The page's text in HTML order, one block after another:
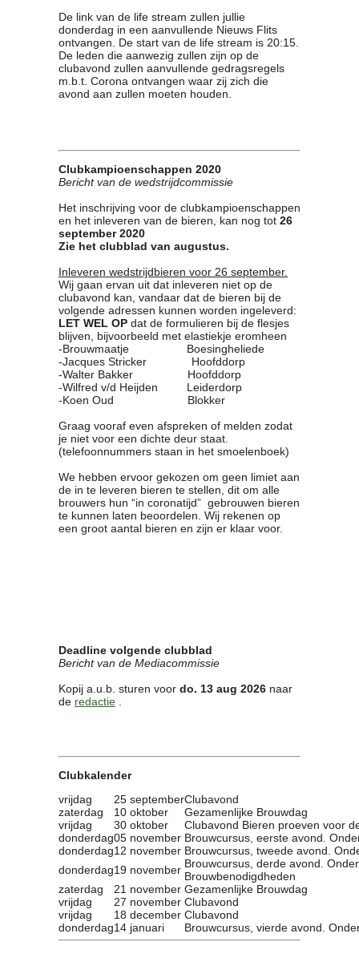
De link van de life stream zullen jullie
donderdag in een aanvullende Nieuws Flits
ontvangen. De start van de life stream is 20:15.
De leden die aanwezig zullen zijn op de
clubavond zullen aanvullende gedragsregels
m.b.t. Corona ontvangen waar zij zich die
avond aan zullen moeten houden.
Clubkampioenschappen 2020
Bericht van de wedstrijdcommissie
Het inschrijving voor de clubkampioenschappen
en het inleveren van de bieren, kan nog tot 26
september 2020
Zie het clubblad van augustus.
Inleveren wedstrijdbieren voor 26 september.
Wij gaan ervan uit dat inleveren niet op de
clubavond kan, vandaar dat de bieren bij de
volgende adressen kunnen worden ingeleverd:
LET WEL OP dat de formulieren bij de flesjes
blijven, bijvoorbeeld met elastiekje eromheen
-Brouwmaatje Boesingheliede
-Jacques Stricker Hoofddorp
-Walter Bakker Hoofddorp
-Wilfred v/d Heijden Leiderdorp
-Koen Oud Blokker
Graag vooraf even afspreken of melden zodat
je niet voor een dichte deur staat.
(telefoonnummers staan in het smoelenboek)
We hebben ervoor gekozen om geen limiet aan
de in te leveren bieren te stellen, dit om alle
brouwers hun “in coronatijd” gebrouwen bieren
te kunnen laten beoordelen. Wij rekenen op
een groot aantal bieren en zijn er klaar voor.
Deadline volgende clubblad
Bericht van de Mediacommissie
Kopij a.u.b. sturen voor do. 13 aug 2026 naar
de redactie
Clubkalender
vrijdag
25 septemberClubavond
zaterdag
10 oktober
Gezamenlijke Brouwdag
vrijdag
30 oktober
Clubavond Bieren proeven voor
donderdag05 november Brouwcursus, eerste avond.
donderdag12 november Brouwcursus, tweede avond.
donderdag19 november Brouwcursus, derde avond.
Brouwbenodigdheden
zaterdag
21 november Gezamenlijke Brouwdag
vrijdag
27 november Clubavond
vrijdag
18 december Clubavond
donderdag14 januari Brouwcursus, vierde avond.
Media
Artikelen
Foto's
Links
Sponsoren